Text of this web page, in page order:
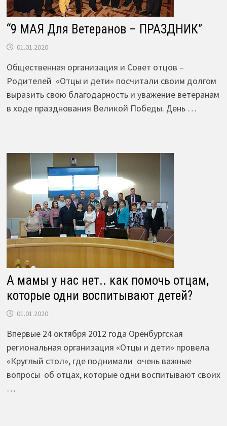
“9 МАЯ Для Ветеранов – ПРАЗДНИК”
01.01.2020
Общественная организация и Совет отцов –
Родителей «Отцы и дети» посчитали своим долгом
выразить свою благодарность и уважение ветеранам
в ходе празднования Великой Победы. День …
А мамы у нас нет.. как помочь отцам,
которые одни воспитывают детей?
01.01.2020
Впервые 24 октября 2012 года Оренбургская
региональная организация «Отцы и дети» провела
«Круглый стол», где поднимали очень важные
вопросы об отцах, которые одни воспитывают своих
…